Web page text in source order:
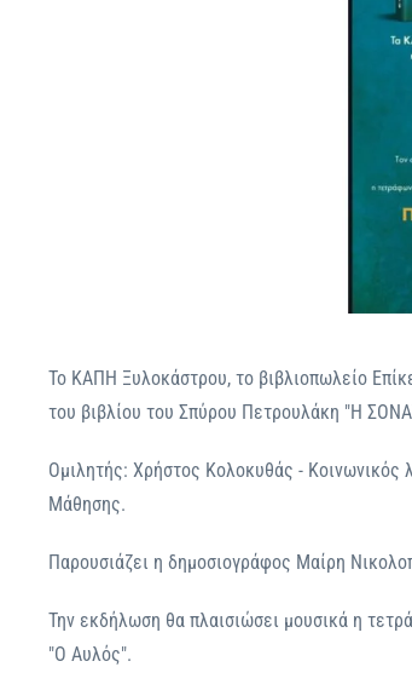
Το ΚΑΠΗ Ξυλοκάστρου, το βιβλιοπωλείο
του βιβλίου του Σπύρου Πετρουλάκη "Η
Ομιλητής: Χρήστος Κολοκυθάς - Κοινωνικός
Μάθησης.
Παρουσιάζει η δημοσιογράφος Μαίρη
Την εκδήλωση θα πλαισιώσει μουσικά η
"Ο Αυλός".